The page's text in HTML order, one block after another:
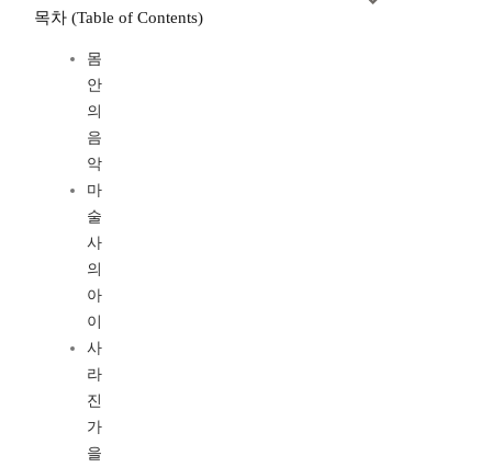
목차 (Table of Contents)
몸
안
의
음
악
마
술
사
의
아
이
사
라
진
가
을